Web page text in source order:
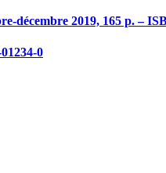
décembre 2019, 165 p. –
0